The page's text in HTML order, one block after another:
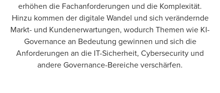
erhöhen die Fachanforderungen und die Komplexität.
Hinzu kommen der digitale Wandel und sich verändernde
Markt- und Kundenerwartungen, wodurch Themen wie KI-
Governance an Bedeutung gewinnen und sich die
Anforderungen an die IT-Sicherheit, Cybersecurity und
andere Governance-Bereiche verschärfen.